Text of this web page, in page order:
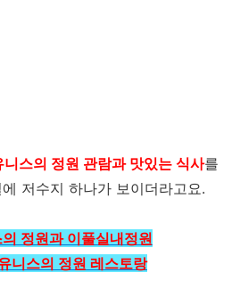
니스의 정원 관람과 맛있는 식사를
저수지 하나가 보이더라고요.
정원과 이풀실내정원
니스의 정원 레스토랑